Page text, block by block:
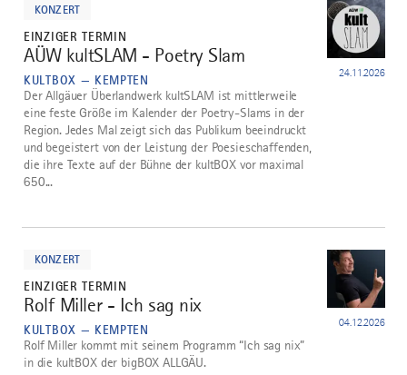
KONZERT
EINZIGER TERMIN
4
AÜW kultSLAM - Poetry Slam
KULTBOX — KEMPTEN 24.11.2026
Der Allgäuer Überlandwerk kultSLAM ist mittlerweile
eine feste Größe im Kalender der Poetry-Slams in der
Region. Jedes Mal zeigt sich das Publikum beeindruckt
und begeistert von der Leistung der Poesieschaffenden,
die ihre Texte auf der Bühne der kultBOX vor maximal
650...
KONZERT
EINZIGER TERMIN
5
Rolf Miller - Ich sag nix
KULTBOX — KEMPTEN 04.12.2026
Rolf Miller kommt mit seinem Programm “Ich sag nix”
in die kultBOX der bigBOX ALLGÄU.